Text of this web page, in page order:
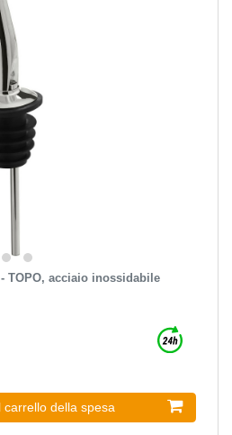
TOPO, acciaio inossidabile
carrello della spesa